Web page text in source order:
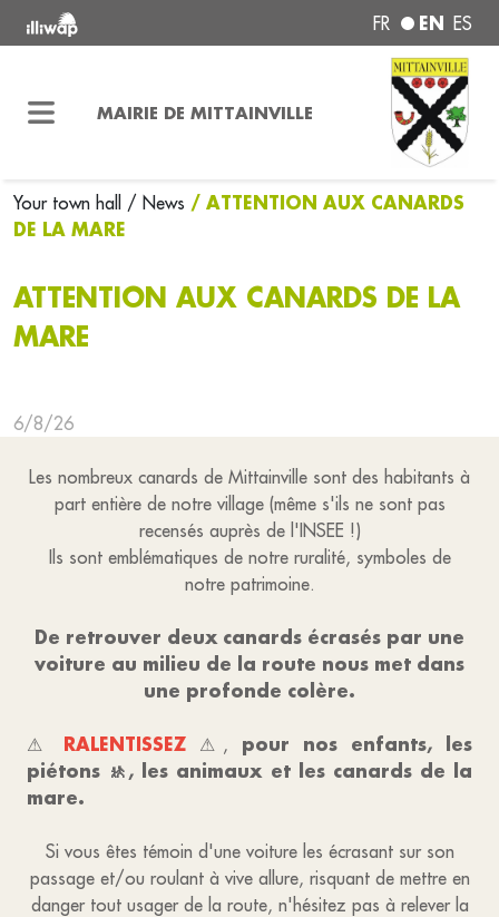
FR EN ES
MAIRIE DE MITTAINVILLE
Your town hall / News / ATTENTION AUX CANARDS
DE LA MARE
ATTENTION AUX CANARDS DE LA
MARE
6/8/26
Les nombreux canards de Mittainville sont des habitants à
part entière de notre village (même s'ils ne sont pas
recensés auprès de l'INSEE !)
Ils sont emblématiques de notre ruralité, symboles de
notre patrimoine.
De retrouver deux canards écrasés par une
voiture au milieu de la route nous met dans
une profonde colère.
⚠ RALENTISSEZ ⚠, pour nos enfants, les
piétons 🚸, les animaux et les canards de la
mare.
Si vous êtes témoin d'une voiture les écrasant sur son
passage et/ou roulant à vive allure, risquant de mettre en
danger tout usager de la route, n'hésitez pas à relever la